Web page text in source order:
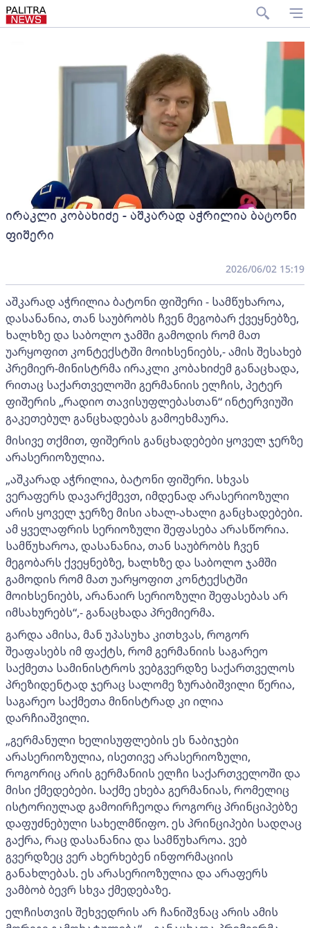
ირაკლი კობახიძე - აშკარად აჭრილია ბატონი
ფიშერი
2026/06/02 15:19
აშკარად აჭრილია ბატონი ფიშერი - სამწუხაროა,
დასანანია, თან საუბრობს ჩვენ მეგობარ ქვეყნებზე,
ხალხზე და საბოლო ჯამში გამოდის რომ მათ
უარყოფით კონტექსტში მოიხსენიებს,- ამის შესახებ
პრემიერ-მინისტრმა ირაკლი კობახიძემ განაცხადა,
რითაც საქართველოში გერმანიის ელჩის, პეტერ
ფიშერის „რადიო თავისუფლებასთან“ ინტერვიუში
გაკეთებულ განცხადებას გამოეხმაურა.
მისივე თქმით, ფიშერის განცხადებები ყოველ ჯერზე
არასერიოზულია.
„აშკარად აჭრილია, ბატონი ფიშერი. სხვას
ვერაფერს დავარქმევთ, იმდენად არასერიოზული
არის ყოველ ჯერზე მისი ახალ-ახალი განცხადებები.
ამ ყველაფრის სერიოზული შეფასება არასწორია.
სამწუხაროა, დასანანია, თან საუბრობს ჩვენ
მეგობარს ქვეყნებზე, ხალხზე და საბოლო ჯამში
გამოდის რომ მათ უარყოფით კონტექსტში
მოიხსენიებს, არანაირ სერიოზული შეფასებას არ
იმსახურებს“,- განაცხადა პრემიერმა.
გარდა ამისა, მან უპასუხა კითხვას, როგორ
შეაფასებს იმ ფაქტს, რომ გერმანიის საგარეო
საქმეთა სამინისტროს ვებგვერდზე საქართველოს
პრეზიდენტად ჯერაც სალომე ზურაბიშვილი წერია,
საგარეო საქმეთა მინისტრად კი ილია
დარჩიაშვილი.
„გერმანული ხელისუფლების ეს ნაბიჯები
არასერიოზულია, ისეთივე არასერიოზული,
როგორიც არის გერმანიის ელჩი საქართველოში და
მისი ქმედებები. საქმე ეხება გერმანიას, რომელიც
ისტორიულად გამოირჩეოდა როგორც პრინციპებზე
დაფუძნებული სახელმწიფო. ეს პრინციპები სადღაც
გაქრა, რაც დასანანია და სამწუხაროა. ვებ
გვერდზეც ვერ ახერხებენ ინფორმაციის
განახლებას. ეს არასერიოზულია და არაფერს
ვამბობ ბევრ სხვა ქმედებაზე.
ელჩისთვის შეხვედრის არ ჩანიშვნაც არის ამის